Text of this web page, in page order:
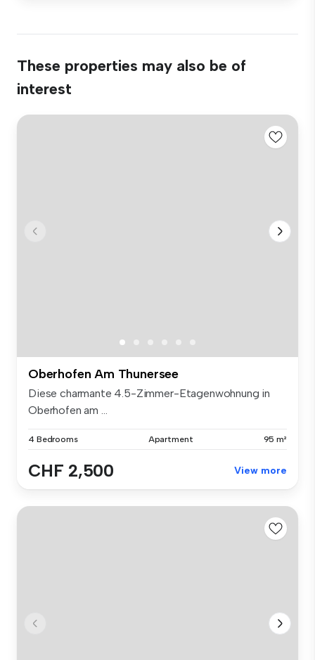
These properties may also be of
interest
Oberhofen Am Thunersee
Diese charmante 4.5-Zimmer-Etagenwohnung in
Oberhofen am ...
4 Bedrooms Apartment 95 m²
CHF 2,500 View more